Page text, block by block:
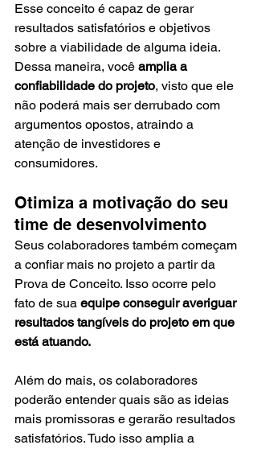
Esse conceito é capaz de gerar
resultados satisfatórios e objetivos
sobre a viabilidade de alguma ideia.
Dessa maneira, você amplia a
confiabilidade do projeto, visto que ele
não poderá mais ser derrubado com
argumentos opostos, atraindo a
atenção de investidores e
consumidores.
Otimiza a motivação do seu
time de desenvolvimento
Seus colaboradores também começam
a confiar mais no projeto a partir da
Prova de Conceito. Isso ocorre pelo
fato de sua equipe conseguir averiguar
resultados tangíveis do projeto em que
está atuando.
Além do mais, os colaboradores
poderão entender quais são as ideias
mais promissoras e gerarão resultados
satisfatórios. Tudo isso amplia a